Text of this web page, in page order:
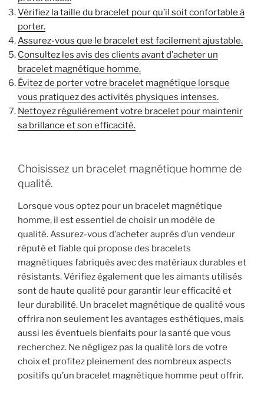
Vérifiez la taille du bracelet pour qu’il soit confortable à
porter.
Assurez-vous que le bracelet est facilement ajustable.
Consultez les avis des clients avant d’acheter un
bracelet magnétique homme.
Évitez de porter votre bracelet magnétique lorsque
vous pratiquez des activités physiques intenses.
Nettoyez régulièrement votre bracelet pour maintenir
sa brillance et son efficacité.
Choisissez un bracelet magnétique homme de
qualité.
Lorsque vous optez pour un bracelet magnétique
homme, il est essentiel de choisir un modèle de
qualité. Assurez-vous d’acheter auprès d’un vendeur
réputé et fiable qui propose des bracelets
magnétiques fabriqués avec des matériaux durables et
résistants. Vérifiez également que les aimants utilisés
sont de haute qualité pour garantir leur efficacité et
leur durabilité. Un bracelet magnétique de qualité vous
offrira non seulement les avantages esthétiques, mais
aussi les éventuels bienfaits pour la santé que vous
recherchez. Ne négligez pas la qualité lors de votre
choix et profitez pleinement des nombreux aspects
positifs qu’un bracelet magnétique homme peut offrir.